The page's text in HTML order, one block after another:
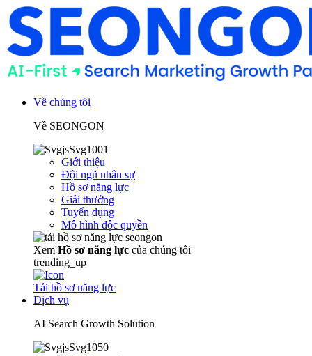
Về chúng tôi
Về SEONGON
Giới thiệu
Đội ngũ nhân sự
Hồ sơ năng lực
Giải thưởng
Tuyển dụng
Mô hình độc quyền
Xem Hồ sơ năng lực của chúng tôi
trending_up
Tải hồ sơ năng lực
Dịch vụ
AI Search Growth Solution